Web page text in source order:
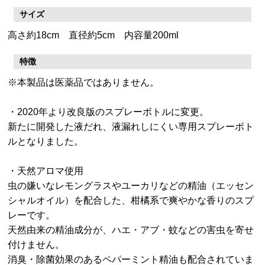
サイズ
高さ約18cm 直径約5cm 内容量200ml
特徴
※本製品は医薬品ではありません。
・2020年より改良版のスプレーボトルに変更。
新たに開発した液だれ、液漏れしにくい専用スプレーボト
ルとなりました。
・天然アロマ使用
虫の嫌いなレモングラスやユーカリなどの精油（エッセン
シャルオイル）を配合した、柑橘系で爽やかな香りのスプ
レーです。
天然由来の精油成分が、ハエ・アブ・蚊などの害虫を寄せ
付けません。
消臭・除菌効果のあるペパーミント精油も配合されていま